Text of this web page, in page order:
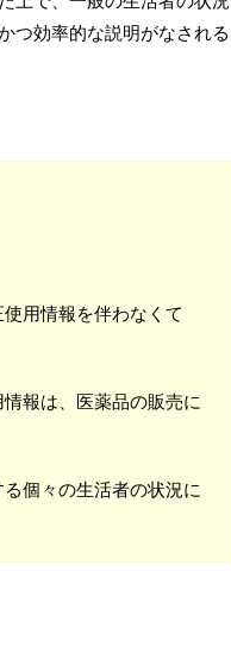
つ効率的な説明がなされる
用情報を伴わなくて
報は、医薬品の販売に
個々の生活者の状況に